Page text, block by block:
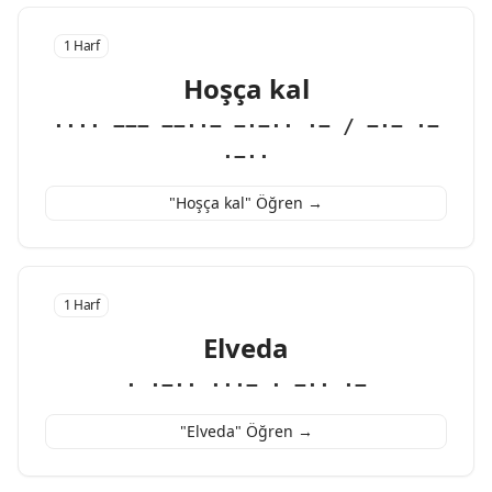
1 Harf
Hoşça kal
···· −−− −−··− −·−·· ·− / −·− ·−
·−··
"Hoşça kal" Öğren →
1 Harf
Elveda
· ·−·· ···− · −·· ·−
"Elveda" Öğren →